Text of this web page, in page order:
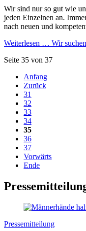
Wir sind nur so gut wie
jeden Einzelnen an.
nach neuen und
Weiterlesen … Wir
Seite 35 von 37
Anfang
Zurück
31
32
33
34
35
36
37
Vorwärts
Ende
Pressemitteilung